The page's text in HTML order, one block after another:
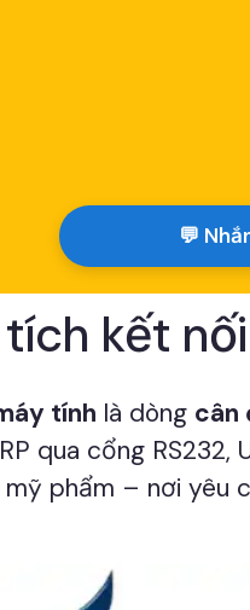
💬
kết
tính là dòng cân
qua cổng
phẩm – nơi yêu